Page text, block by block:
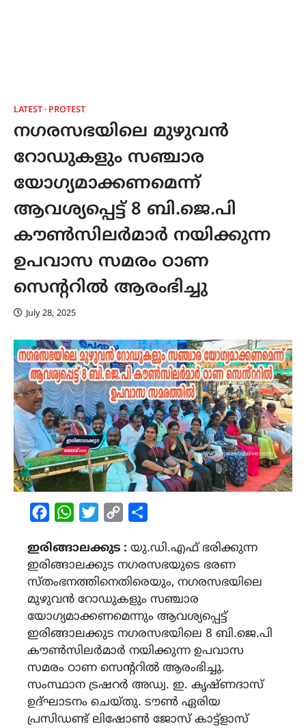
LATEST PROTEST
നഗരസഭയിലെ മുഴുവൻ
റോഡുകളും സഞ്ചാര
യോഗ്യമാക്കണമെന്ന്
ആവശ്യപ്പെട്ട് 8 ബി.ജെ.പി
കൗൺസിലർമാർ നയിക്കുന്ന
ഉപവാസ സമരം ഠാണ
സെൻ്ററിൽ ആരംഭിച്ചു
July 28, 2025
FacebookWhatsAppTwitterCopy
ഇരിങ്ങാലക്കുട : യു.ഡി.എഫ് ഭരിക്കുന്ന
ഇരിങ്ങാലക്കുട നഗരസഭയുടെ ഭരണ
സ്തംഭനത്തിനെതിരെയും, നഗരസഭയിലെ
മുഴുവൻ റോഡുകളും സഞ്ചാര
യോഗ്യമാക്കണമെന്നും ആവശ്യപ്പെട്ട്
ഇരിങ്ങാലക്കുട നഗരസഭയിലെ 8 ബി.ജെ.പി
കൗൺസിലർമാർ നയിക്കുന്ന ഉപവാസ
സമരം ഠാണ സെൻ്ററിൽ ആരംഭിച്ചു.
സംസ്ഥാന ട്രഷറർ അഡ്വ. ഇ. കൃഷ്ണദാസ്
ഉദ്ഘാടനം ചെയ്തു. ടൗൺ ഏരിയ
പ്രസിഡണ്ട് ലിഷോൺ ജോസ് കാട്ട്ളാസ്